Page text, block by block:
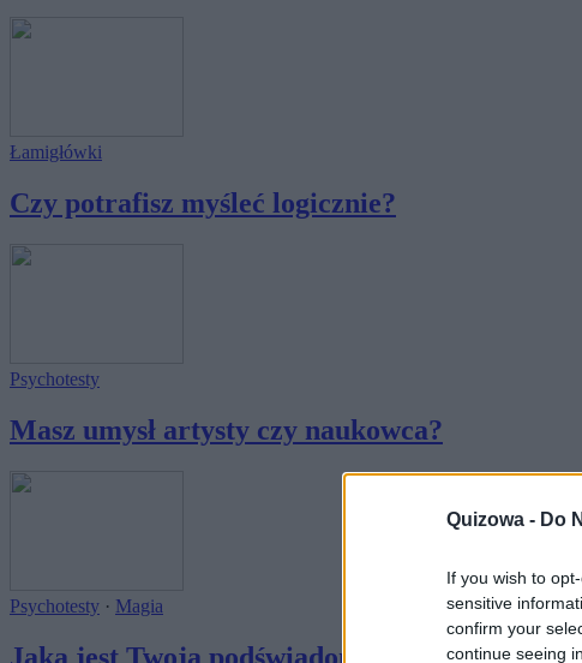
Quizowa - Do
If you wish to
sensitive
confirm your
continue seeing
Łamigłówki
Czy potrafisz myśleć logicznie?
Psychotesty
Masz umysł artysty czy naukowca?
Psychotesty · Magia
Jaka jest Twoja podświadoma obsesja?